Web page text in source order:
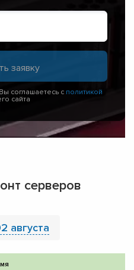
соглашаетесь с политикой
сайта
серверов
августа